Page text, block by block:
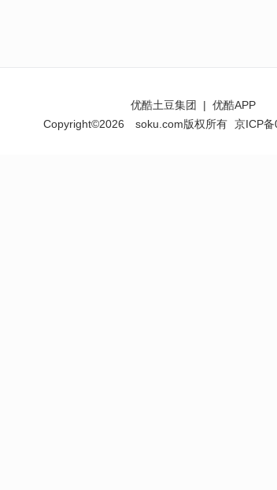
优酷土豆集团 | 优酷APP
Copyright©2026
soku.com版权所有 京ICP